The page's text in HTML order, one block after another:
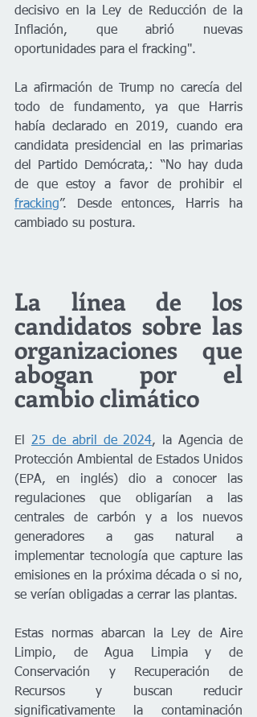
decisivo en la Ley de Reducción de la
Inflación, que abrió nuevas
oportunidades para el fracking".
La afirmación de Trump no carecía del
todo de fundamento, ya que Harris
había declarado en 2019, cuando era
candidata presidencial en las primarias
del Partido Demócrata,: “No hay duda
fracking”. Desde entonces, Harris ha
cambiado su postura.
La línea de los
candidatos sobre las
organizaciones que
abogan por el
cambio climático
El 25 de abril de 2024, la Agencia de
Protección Ambiental de Estados Unidos
(EPA, en inglés) dio a conocer las
regulaciones que obligarían a las
centrales de carbón y a los nuevos
generadores a gas natural a
implementar tecnología que capture las
emisiones en la próxima década o si no,
se verían obligadas a cerrar las plantas.
Estas normas abarcan la Ley de Aire
Limpio, de Agua Limpia y de
Conservación y Recuperación de
Recursos y buscan reducir
significativamente la contaminación